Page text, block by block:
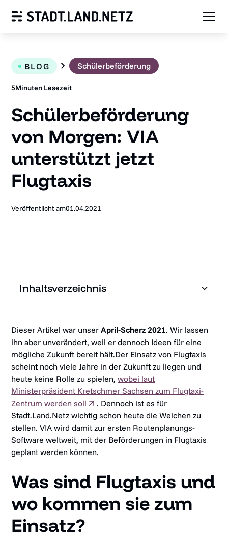
BLOG Schülerbeförderung
5Minuten Lesezeit
Schülerbeförderung
von Morgen: VIA
unterstützt jetzt
Flugtaxis
Veröffentlicht am01.04.2021
Inhaltsverzeichnis
Heading 3
Heading 4
Heading 5
Heading 6
Dieser Artikel war unserApril-Scherz 2021. Wir lassen
ihn aber unverändert, weil er dennoch Ideen für eine
mögliche Zukunft bereit hält.Der Einsatz von Flugtaxis
scheint noch viele Jahre in der Zukunft zu liegen und
heute keine Rolle zu spielen,wobei laut
Ministerpräsident Kretschmer Sachsen zum Flugtaxi-
Zentrum werden soll
. Dennoch ist es für
Stadt.Land.Netz wichtig schon heute die Weichen zu
stellen. VIA wird damit zur ersten Routenplanungs-
Software weltweit, mit der Beförderungen in Flugtaxis
geplant werden können.
Was sind Flugtaxis und
wo kommen sie zum
Einsatz?